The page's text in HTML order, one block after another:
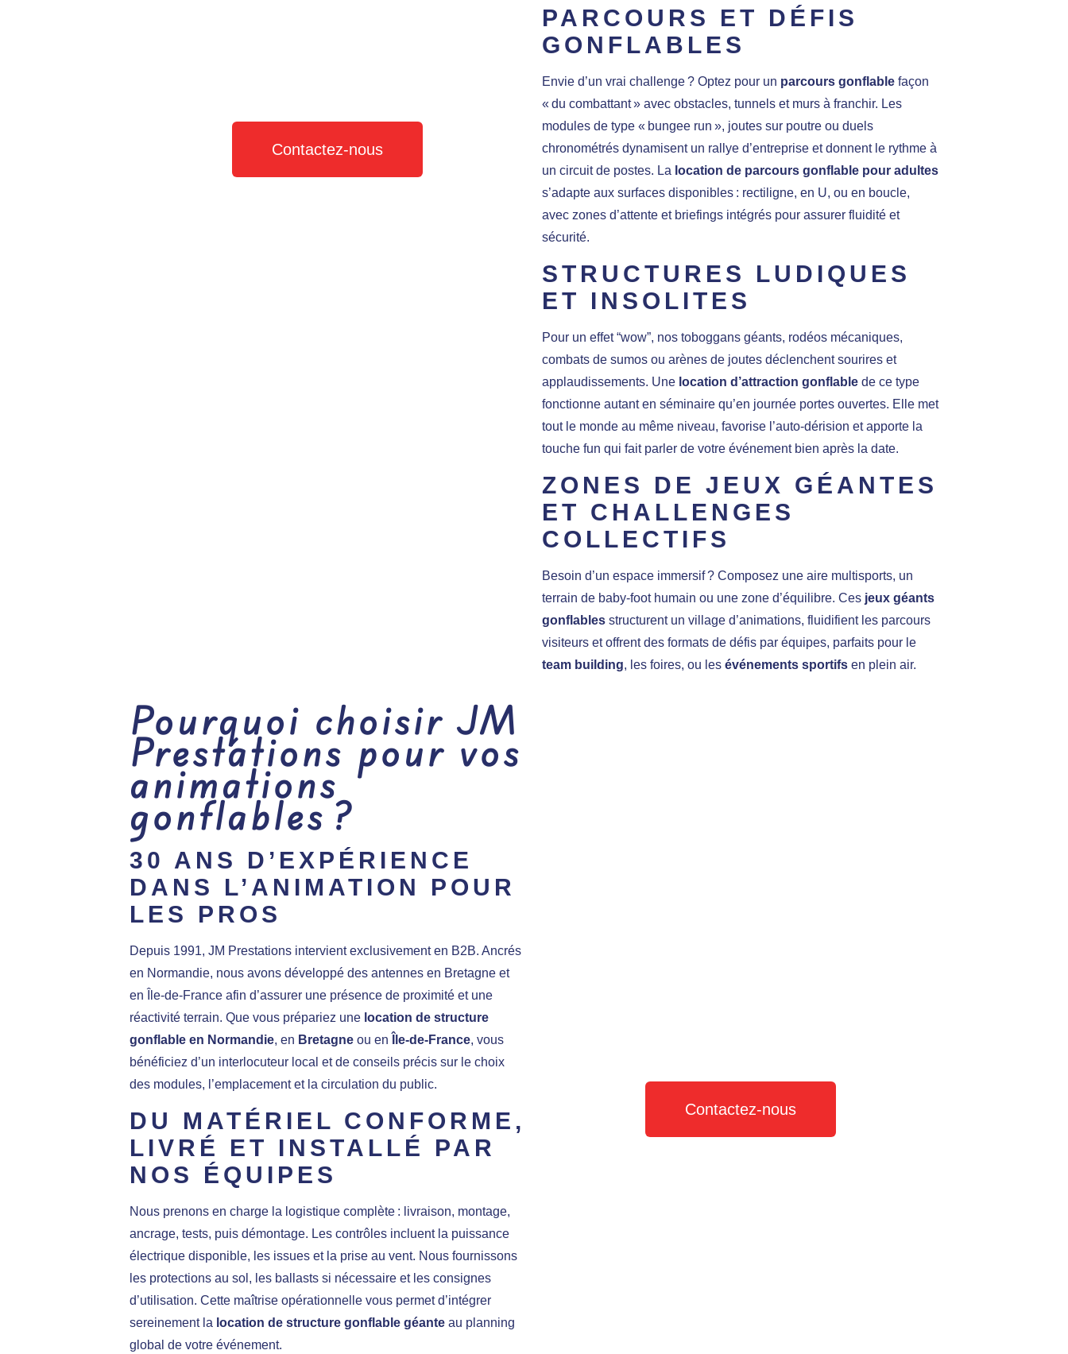
Contactez-nous
PARCOURS ET DÉFIS
GONFLABLES
Envie d’un vrai challenge ? Optez pour un parcours gonflable façon
« du combattant » avec obstacles, tunnels et murs à franchir. Les
modules de type « bungee run », joutes sur poutre ou duels
chronométrés dynamisent un rallye d’entreprise et donnent le rythme à
un circuit de postes. La location de parcours gonflable pour adultes
s’adapte aux surfaces disponibles : rectiligne, en U, ou en boucle,
avec zones d’attente et briefings intégrés pour assurer fluidité et
sécurité.
STRUCTURES LUDIQUES
ET INSOLITES
Pour un effet “wow”, nos toboggans géants, rodéos mécaniques,
combats de sumos ou arènes de joutes déclenchent sourires et
applaudissements. Une location d’attraction gonflable de ce type
fonctionne autant en séminaire qu’en journée portes ouvertes. Elle met
tout le monde au même niveau, favorise l’auto-dérision et apporte la
touche fun qui fait parler de votre événement bien après la date.
ZONES DE JEUX GÉANTES
ET CHALLENGES
COLLECTIFS
Besoin d’un espace immersif ? Composez une aire multisports, un
terrain de baby-foot humain ou une zone d’équilibre. Ces jeux géants
gonflables structurent un village d’animations, fluidifient les parcours
visiteurs et offrent des formats de défis par équipes, parfaits pour le
team building, les foires, ou les événements sportifs en plein air.
Pourquoi choisir JM
Prestations pour vos
animations
gonflables ?
30 ANS D’EXPÉRIENCE
DANS L’ANIMATION POUR
LES PROS
Depuis 1991, JM Prestations intervient exclusivement en B2B. Ancrés
en Normandie, nous avons développé des antennes en Bretagne et
en Île-de-France afin d’assurer une présence de proximité et une
réactivité terrain. Que vous prépariez une location de structure
gonflable en Normandie, en Bretagneou en Île-de-France, vous
bénéficiez d’un interlocuteur local et de conseils précis sur le choix
des modules, l’emplacement et la circulation du public.
DU MATÉRIEL CONFORME,
LIVRÉ ET INSTALLÉ PAR
NOS ÉQUIPES
Nous prenons en charge la logistique complète : livraison, montage,
ancrage, tests, puis démontage. Les contrôles incluent la puissance
électrique disponible, les issues et la prise au vent. Nous fournissons
les protections au sol, les ballasts si nécessaire et les consignes
d’utilisation. Cette maîtrise opérationnelle vous permet d’intégrer
sereinement la location de structure gonflable géanteau planning
global de votre événement.
Contactez-nous